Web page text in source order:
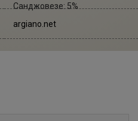
Санджовезе: 5%
argiano.net